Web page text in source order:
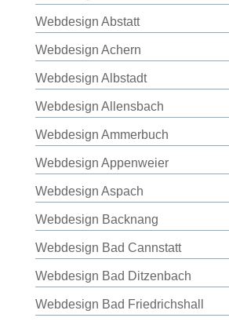
Webdesign Abstatt
Webdesign Achern
Webdesign Albstadt
Webdesign Allensbach
Webdesign Ammerbuch
Webdesign Appenweier
Webdesign Aspach
Webdesign Backnang
Webdesign Bad Cannstatt
Webdesign Bad Ditzenbach
Webdesign Bad Friedrichshall